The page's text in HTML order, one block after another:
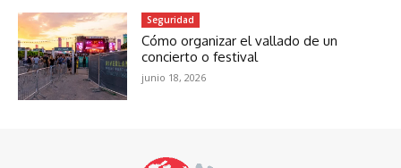
Seguridad
Cómo organizar el vallado de un
concierto o festival
junio 18, 2026